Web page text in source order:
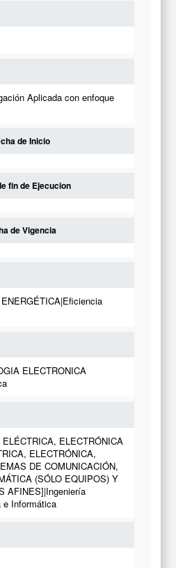
Aplicada con enfoque
de Inicio
fin de Ejecucion
de Vigencia
ELECTRONICA
ELECTRÓNICA
ELECTRÓNICA,
DE COMUNICACIÓN,
(SÓLO EQUIPOS) Y
AFINES]|Ingeniería
Informática